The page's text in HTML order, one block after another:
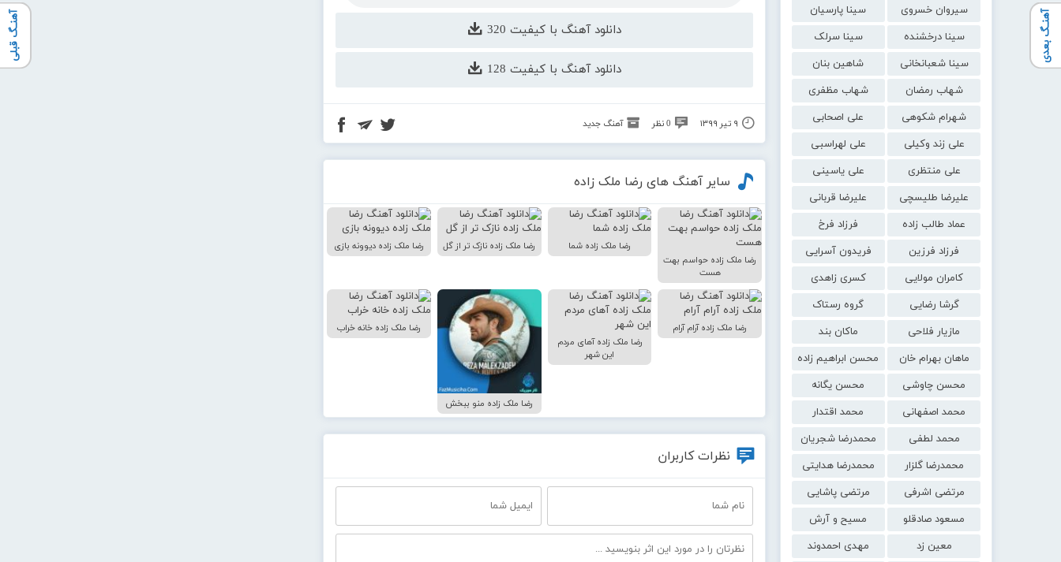
سیروان خسروی
سینا پارسیان
سینا درخشنده
سینا سرلک
سینا شعبانخانی
شاهین بنان
شهاب رمضان
شهاب مظفری
شهرام شکوهی
علی اصحابی
علی زند وکیلی
علی لهراسبی
علی منتظری
علی یاسینی
علیرضا طلیسچی
علیرضا قربانی
عماد طالب زاده
فرزاد فرخ
فرزاد فرزین
فریدون آسرایی
کامران مولایی
کسری زاهدی
گرشا رضایی
گروه رستاک
مازیار فلاحی
ماکان بند
ماهان بهرام خان
محسن ابراهیم زاده
محسن چاوشی
محسن یگانه
محمد اصفهانی
محمد اقتدار
محمد لطفی
محمدرضا شجریان
محمدرضا گلزار
محمدرضا هدایتی
مرتضی اشرفی
مرتضی پاشایی
مسعود صادقلو
مسیح و آرش
معین زد
مهدی احمدوند
دانلود آهنگ با کیفیت 320
دانلود آهنگ با کیفیت 128
۹ تیر ۱۳۹۹ 0 نظر آهنگ جدید
آهنـگ بعدی آهنـگ قبلی
سایر آهنگ های رضا ملک زاده
رضا ملک زاده حواسم بهت
هست
رضا ملک زاده شما رضا ملک زاده نازک تر از گل رضا ملک زاده دیوونه بازی
رضا ملک زاده آرام آرام
رضا ملک زاده آهای مردم
این شهر
رضا ملک زاده منو ببخش
رضا ملک زاده خانه خراب
نظرات کاربران